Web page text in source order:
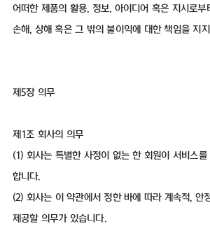
어떠한 제품의 활용, 정보, 아이디어 혹은 지시로부
손해, 상해 혹은 그 밖의 불이익에 대한 책임을 지
제5장 의무
제1조 회사의 의무
(1) 회사는 특별한 사정이 없는 한 회원이 서비스
합니다.
(2) 회사는 이 약관에서 정한 바에 따라 계속적, 안
제공할 의무가 있습니다.